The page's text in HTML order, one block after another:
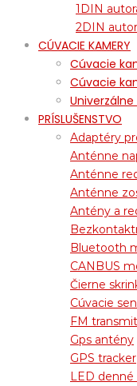
1DIN
2DIN
CÚVACIE KAMERY
Cúvacie
Cúvacie
PRÍSLUŠENSTVO
Adaptéry
Anténne
Anténne
Anténne
Antény a
Bluetooth
CANBUS
Čierne
Cúvacie
FM
Gps antény
GPS tracker
LED denné